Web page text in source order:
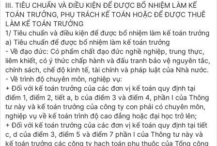
III. TIÊU CHUẨN VÀ ĐIỀU KIỆN ĐỂ ĐƯỢC BỔ NHIỆM LÀM KẾ
TOÁN TRƯỞNG, PHỤ TRÁCH KẾ TOÁN HOẶC ĐỂ ĐƯỢC THUÊ
LÀM KẾ TOÁN TRƯỞNG
1/ Tiêu chuẩn và điều kiện để được bổ nhiệm làm kế toán trưởng
a) Tiêu chuẩn để được bổ nhiệm làm kế toán trưởng
- Về đạo đức: Có phẩm chất đạo đức nghề nghiệp, trung thực,
liêm khiết, có ý thức chấp hành và đấu tranh bảo vệ nguyên tắc,
chính sách, chế độ kinh tế, tài chính và pháp luật của Nhà nước.
- Về trình độ chuyên môn, nghiệp vụ:
+ Đối với kế toán trưởng của các đơn vị kế toán quy định tại
điểm 1, điểm 2, tiết a, b của điểm 3 và điểm 4, phần I của Thông
tư này và kế toán trưởng của công ty con phải có chuyên môn,
nghiệp vụ về kế toán trình độ cao đẳng hoặc đại học trở lên;
+ Đối với kế toán trưởng của các đơn vị kế toán quy định tại tiết
c, d của điểm 3, điểm 5 và điểm 7 phần I của Thông tư này và
kế toán trưởng các công ty hạch toán phụ thuộc của Tổng công